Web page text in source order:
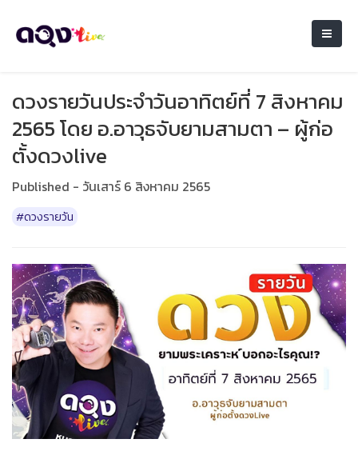
ดวงรายวันประจำวันอาทิตย์ที่ 7 สิงหาคม
2565 โดย อ.อาวุธจับยามสามตา – ผู้ก่อ
ตั้งดวงlive
Published - วันเสาร์ 6 สิงหาคม 2565
#ดวงรายวัน